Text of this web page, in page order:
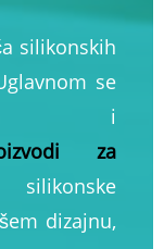
silikonskih
se
i
za
silikonske
dizajnu,